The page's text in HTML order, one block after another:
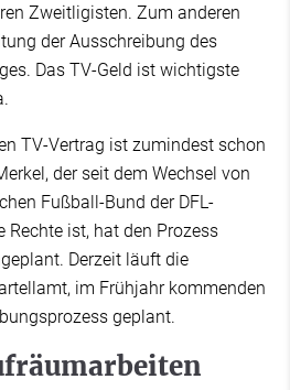
Zweitligisten. Zum anderen
der Ausschreibung des
Das TV-Geld ist wichtigste
TV-Vertrag ist zumindest schon
der seit dem Wechsel von
Fußball-Bund der DFL-
Rechte ist, hat den Prozess
Derzeit läuft die
im Frühjahr kommenden
geplant.